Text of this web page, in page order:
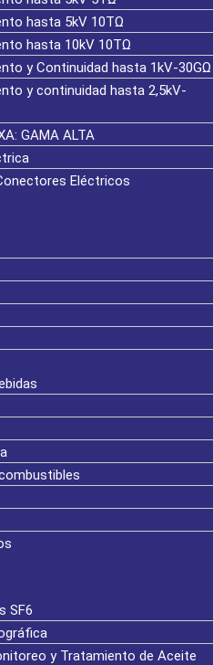
hasta 5kV 10TΩ
hasta 10kV 10TΩ
y Continuidad hasta 1kV-30GΩ
y continuidad hasta 2,5kV-
GAMA ALTA
Eléctricos
SF6
y Tratamiento de Aceite